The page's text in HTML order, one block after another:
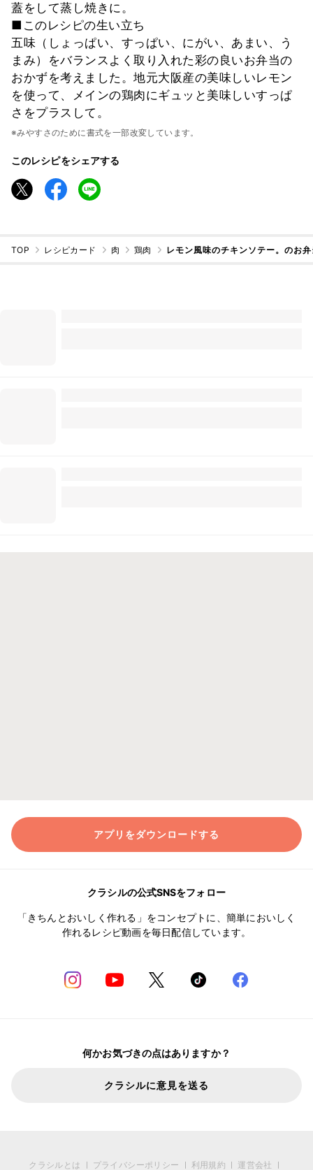
蓋をして蒸し焼きに。
■このレシピの生い立ち
五味（しょっぱい、すっぱい、にがい、あまい、う
まみ）をバランスよく取り入れた彩の良いお弁当の
おかずを考えました。地元大阪産の美味しいレモン
を使って、メインの鶏肉にギュッと美味しいすっぱ
さをプラスして。
※みやすさのために書式を一部改変しています。
このレシピをシェアする
TOP レシピカード 肉 鶏肉 レモン風味のチキンソテー。のお
アプリをダウンロードする
クラシルの公式SNSをフォロー
「きちんとおいしく作れる」をコンセプトに、簡単においしく
作れるレシピ動画を毎日配信しています。
何かお気づきの点はありますか？
クラシルに意見を送る
クラシルとは プライバシーポリシー 利用規約 運営会社